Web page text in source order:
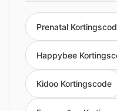
Prenatal
Happybee
Kidoo Kortingscode